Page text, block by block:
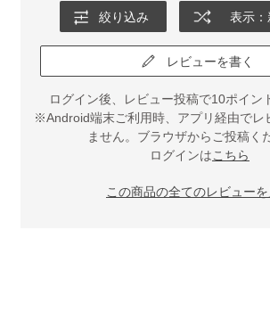
絞り込み 表示
レビューを書く
ログイン後、レビュー投稿で10ポイン
※Android端末ご利用時、アプリ経由でレ
ません。ブラウザからご投稿く
ログインはこちら
この商品の全てのレビューを